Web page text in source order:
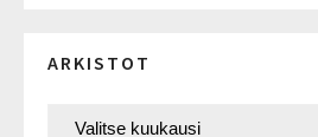
ARKISTOT